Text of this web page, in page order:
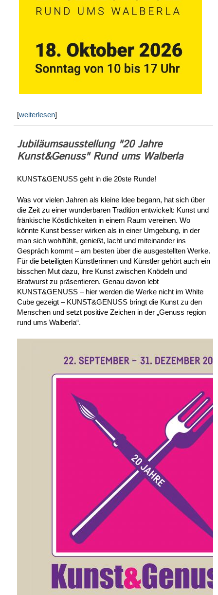
[weiterlesen]
Jubiläumsausstellung "20 Jahre
Kunst&Genuss" Rund ums Walberla
KUNST&GENUSS geht in die 20ste Runde!
Was vor vielen Jahren als kleine Idee begann, hat sich über
die Zeit zu einer wunderbaren Tradition entwickelt: Kunst und
fränkische Köstlichkeiten in einem Raum vereinen. Wo
könnte Kunst besser wirken als in einer Umgebung, in der
man sich wohlfühlt, genießt, lacht und miteinander ins
Gespräch kommt – am besten über die ausgestellten Werke.
Für die beteiligten Künstlerinnen und Künstler gehört auch ein
bisschen Mut dazu, ihre Kunst zwischen Knödeln und
Bratwurst zu präsentieren. Genau davon lebt
KUNST&GENUSS – hier werden die Werke nicht im White
Cube gezeigt – KUNST&GENUSS bringt die Kunst zu den
Menschen und setzt positive Zeichen in der „Genuss region
rund ums Walberla“.